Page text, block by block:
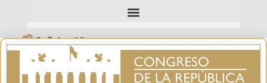
Señal en Vivo
Facebook_@CamaraColombia
Instagram_@CamaraColombia